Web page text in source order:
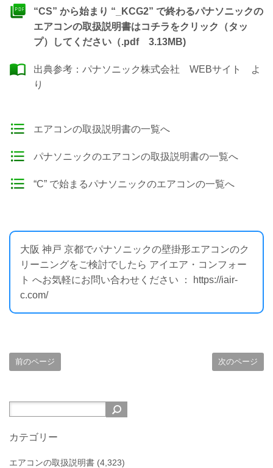
“CS” から始まり “_KCG2” で終わるパナソニックの
エアコンの取扱説明書はコチラをクリック（タッ
プ）してください（.pdf 3.13MB)
出典参考： パナソニック株式会社 WEBサイト
よ
り
エアコンの取扱説明書の一覧へ
パナソニックのエアコンの取扱説明書の一覧へ
“C” で始まるパナソニックのエアコンの一覧へ
大阪 神戸 京都でパナソニックの壁掛形エアコンのク
リーニングをご検討でしたら アイエア・コンフォー
ト へお気軽にお問い合わせください ： https://iair-
c.com/
前のページ 次のページ
カテゴリー
エアコンの取扱説明書 (4,323)